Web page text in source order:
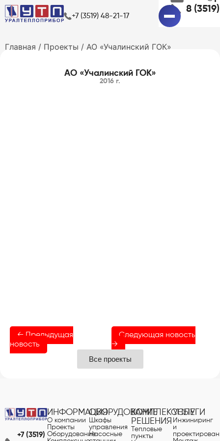
+7 (3519) 48-21-17
8
Главная / Проекты / АО «Учалинский ГОК»
АО «Учалинский ГОК»
2016 г.
← Предыдущая
новость
Следующая новость
→
Все проекты
+7 (3519)
ИНФОРМАЦИЯ
О компании
Проекты
Оборудование
ОБОРУДОВАНИЕ
Шкафы
управления
Насосные
КОМПЛЕКСНЫЕ
РЕШЕНИЯ
Тепловые
пункты
УСЛУГИ
Инжиниринг
и